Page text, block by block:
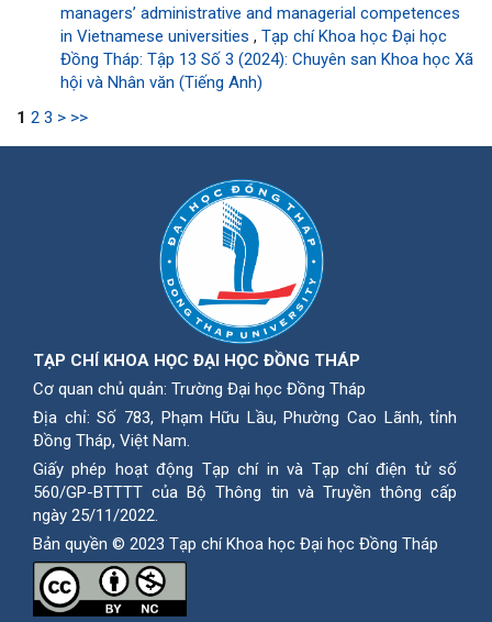
managers’ administrative and managerial competences
in Vietnamese universities , Tạp chí Khoa học Đại học
Đồng Tháp: Tập 13 Số 3 (2024): Chuyên san Khoa học Xã
hội và Nhân văn (Tiếng Anh)
1 2 3 > >>
TẠP CHÍ KHOA HỌC ĐẠI HỌC ĐỒNG THÁP
Cơ quan chủ quản: Trường Đại học Đồng Tháp
Địa chỉ: Số 783, Phạm Hữu Lầu, Phường Cao Lãnh, tỉnh
Ðồng Tháp, Việt Nam.
Giấy phép hoạt động Tạp chí in và Tạp chí điện tử số
560/GP-BTTTT của Bộ Thông tin và Truyền thông cấp
ngày 25/11/2022.
Bản quyền © 2023 Tạp chí Khoa học Đại học Đồng Tháp